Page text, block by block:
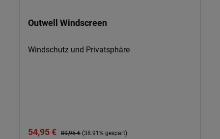
Outwell Windscreen
Windschutz und Privatsphäre
Verkaufspreis:
54,95 € Regulärer Preis:
89,95 € (38.91% gespart)